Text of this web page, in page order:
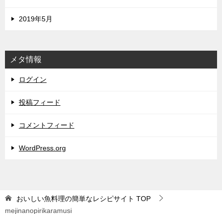
2019年5月
メタ情報
ログイン
投稿フィード
コメントフィード
WordPress.org
おいしい魚料理の簡単なレシピサイト TOP
mejinanopirikaramusi